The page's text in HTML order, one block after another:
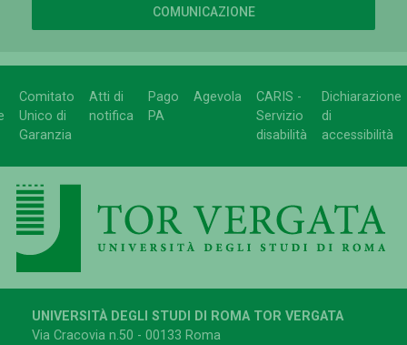
COMUNICAZIONE
Comitato
Unico di
Garanzia
Atti di
notifica
Pago
PA
Agevola
CARIS -
Servizio
disabilità
Dichiarazione
di
accessibilità
UNIVERSITÀ DEGLI STUDI DI ROMA TOR VERGATA
Via Cracovia n.50 - 00133 Roma